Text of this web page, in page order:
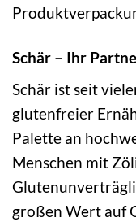
Schär – Ihr
Schär ist seit
glutenfreier
Palette an
Menschen mit
großen Wert auf